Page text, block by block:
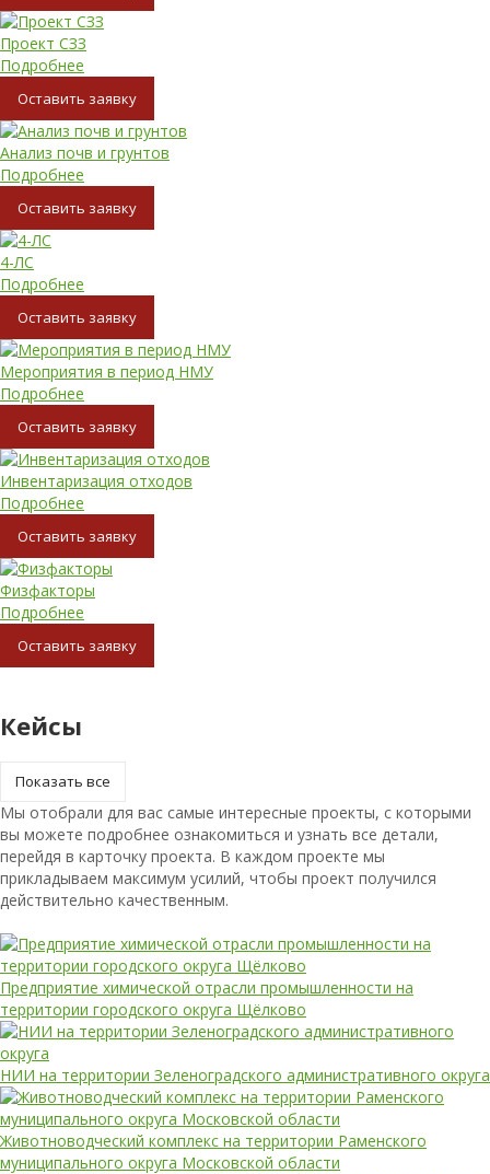
Проект СЗЗ
Подробнее
Oставить заявку
Анализ почв и грунтов
Подробнее
Oставить заявку
4-ЛС
Подробнее
Oставить заявку
Мероприятия в период НМУ
Подробнее
Oставить заявку
Инвентаризация отходов
Подробнее
Oставить заявку
Физфакторы
Подробнее
Oставить заявку
Кейсы
Показать все
Мы отобрали для вас самые интересные проекты, с которыми
вы можете подробнее ознакомиться и узнать все детали,
перейдя в карточку проекта. В каждом проекте мы
прикладываем максимум усилий, чтобы проект получился
действительно качественным.
Предприятие химической отрасли промышленности на
территории городского округа Щёлково
НИИ на территории Зеленоградского административного округа
Животноводческий комплекс на территории Раменского
муниципального округа Московской области